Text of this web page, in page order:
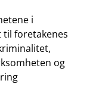
i
foretakenes
og